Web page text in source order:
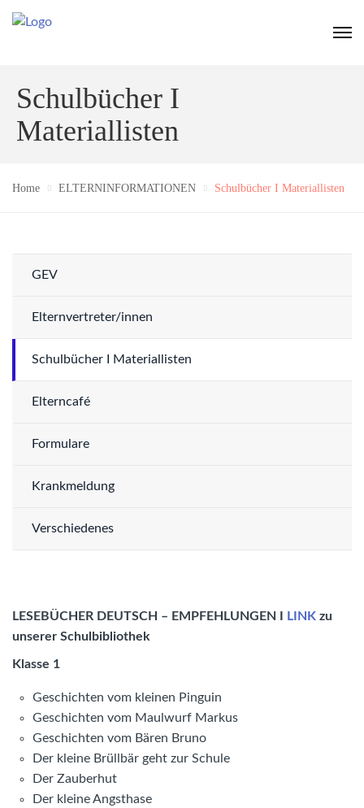
Schulbücher I
Materiallisten
Home ELTERNINFORMATIONEN Schulbücher I Materiallisten
GEV
Elternvertreter/innen
Schulbücher I Materiallisten
Elterncafé
Formulare
Krankmeldung
Verschiedenes
LESEBÜCHER DEUTSCH – EMPFEHLUNGEN I LINK zu
unserer Schulbibliothek
Klasse 1
Geschichten vom kleinen Pinguin
Geschichten vom Maulwurf Markus
Geschichten vom Bären Bruno
Der kleine Brüllbär geht zur Schule
Der Zauberhut
Der kleine Angsthase